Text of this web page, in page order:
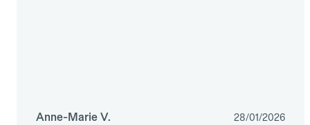
Anne-Marie V. 28/01/2026